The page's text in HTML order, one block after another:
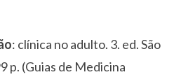
: clínica no adulto. 3. ed. São
p. (Guias de Medicina